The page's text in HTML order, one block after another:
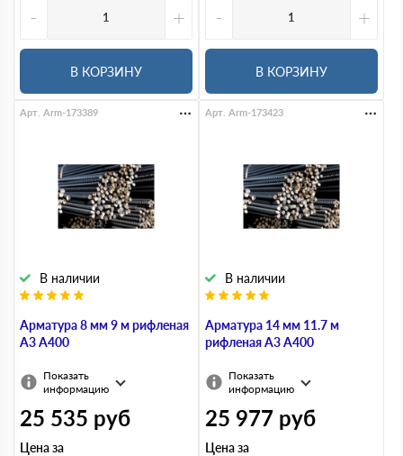
- +
В КОРЗИНУ
- +
В КОРЗИНУ
Арматура 8 мм 9 м рифленая
А3 А400
В наличии
Арт. Arm-173389
Показать
информацию
25 535 руб
Цена за
Арматура 14 мм 11.7 м
рифленая А3 А400
В наличии
Арт. Arm-173423
Показать
информацию
25 977 руб
Цена за